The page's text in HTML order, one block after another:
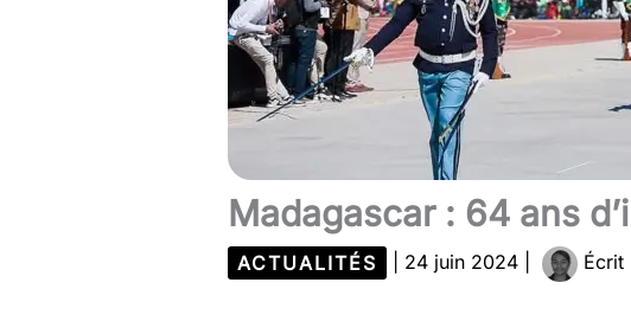
Madagascar : 64 ans
ACTUALITÉS 24 juin 2024 Écrit